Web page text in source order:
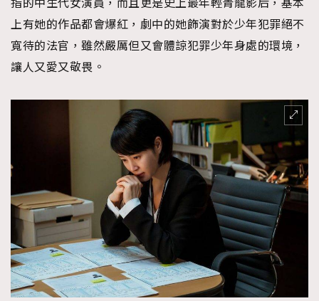
指的中生代女演員，而且更是史上最年輕青龍影后，基本
上有她的作品都會爆紅，劇中的她飾演對於少年犯罪絕不
寬待的法官，雖然嚴厲但又會體諒犯罪少年身處的環境，
讓人又愛又敬畏。